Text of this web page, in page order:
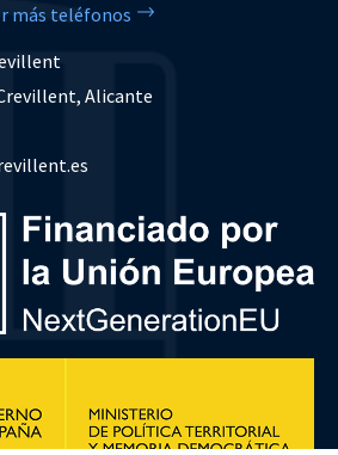
más teléfonos
Alicante